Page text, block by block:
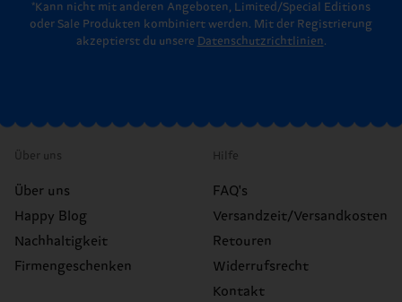
*Kann nicht mit anderen Angeboten, Limited/Special Editions
oder Sale Produkten kombiniert werden. Mit der Registrierung
akzeptierst du unsere Datenschutzrichtlinien.
Über uns
Über uns
Happy Blog
Nachhaltigkeit
Firmengeschenken
Hilfe
FAQ's
Versandzeit/Versandkosten
Retouren
Widerrufsrecht
Kontakt